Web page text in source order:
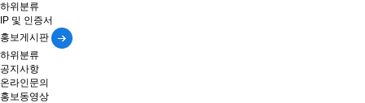
하위분류
IP 및 인증서
홍보게시판
하위분류
공지사항
온라인문의
홍보동영상